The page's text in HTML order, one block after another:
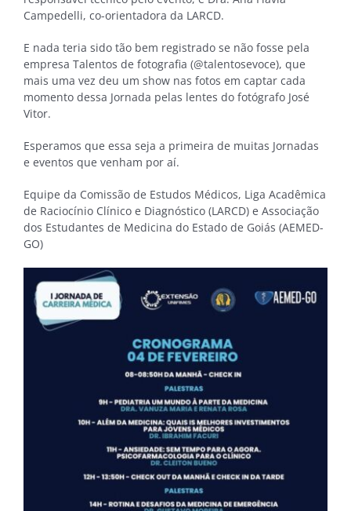
Campedelli, co-orientadora da LARCD.
E nada teria sido tão bem registrado se não fosse pela
empresa Talentos de fotografia (@talentosevoce), que
mais uma vez deu um show nas fotos em captar cada
momento dessa Jornada pelas lentes do fotógrafo José
Vitor.
Esperamos que essa seja a primeira de muitas Jornadas
e eventos que venham por aí.
Equipe da Comissão de Estudos Médicos, Liga Acadêmica
de Raciocínio Clínico e Diagnóstico (LARCD) e Associação
dos Estudantes de Medicina do Estado de Goiás (AEMED-
GO)